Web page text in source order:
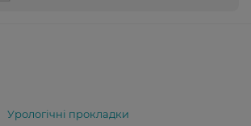
Урологічні прокладки